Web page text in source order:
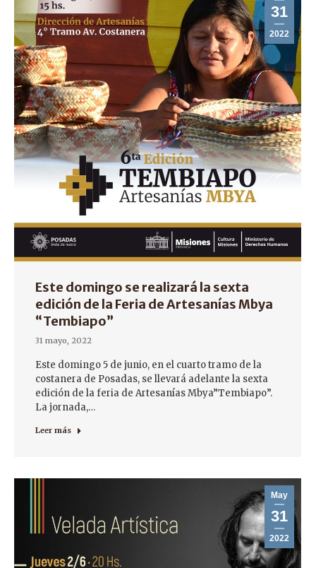
31
2022
Este domingo se realizará la sexta
edición de la Feria de Artesanías Mbya
“Tembiapo”
31 mayo, 2022
Este domingo 5 de junio, en el cuarto tramo de la
costanera de Posadas, se llevará adelante la sexta
edición de la feria de Artesanías Mbya”Tembiapo”.
La jornada,…
Leer más
May
31
2022